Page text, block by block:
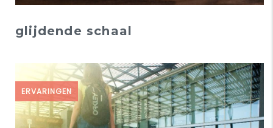
glijdende schaal
ERVARINGEN